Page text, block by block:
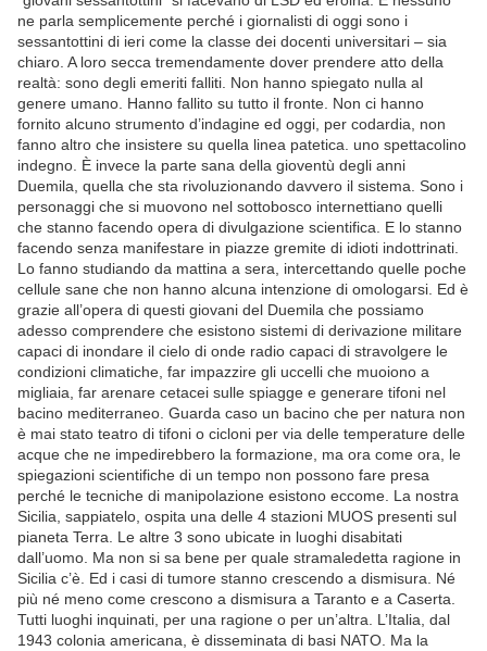
ne parla semplicemente perché i giornalisti di oggi sono i
sessantottini di ieri come la classe dei docenti universitari – sia
chiaro. A loro secca tremendamente dover prendere atto della
realtà: sono degli emeriti falliti. Non hanno spiegato nulla al
genere umano. Hanno fallito su tutto il fronte. Non ci hanno
fornito alcuno strumento d’indagine ed oggi, per codardia, non
fanno altro che insistere su quella linea patetica. uno spettacolino
indegno. È invece la parte sana della gioventù degli anni
Duemila, quella che sta rivoluzionando davvero il sistema. Sono i
personaggi che si muovono nel sottobosco internettiano quelli
che stanno facendo opera di divulgazione scientifica. E lo stanno
facendo senza manifestare in piazze gremite di idioti indottrinati.
Lo fanno studiando da mattina a sera, intercettando quelle poche
cellule sane che non hanno alcuna intenzione di omologarsi. Ed è
grazie all’opera di questi giovani del Duemila che possiamo
adesso comprendere che esistono sistemi di derivazione militare
capaci di inondare il cielo di onde radio capaci di stravolgere le
condizioni climatiche, far impazzire gli uccelli che muoiono a
migliaia, far arenare cetacei sulle spiagge e generare tifoni nel
bacino mediterraneo. Guarda caso un bacino che per natura non
è mai stato teatro di tifoni o cicloni per via delle temperature delle
acque che ne impedirebbero la formazione, ma ora come ora, le
spiegazioni scientifiche di un tempo non possono fare presa
perché le tecniche di manipolazione esistono eccome. La nostra
Sicilia, sappiatelo, ospita una delle 4 stazioni MUOS presenti sul
pianeta Terra. Le altre 3 sono ubicate in luoghi disabitati
dall’uomo. Ma non si sa bene per quale stramaledetta ragione in
Sicilia c’è. Ed i casi di tumore stanno crescendo a dismisura. Né
più né meno come crescono a dismisura a Taranto e a Caserta.
Tutti luoghi inquinati, per una ragione o per un’altra. L’Italia, dal
1943 colonia americana, è disseminata di basi NATO. Ma la